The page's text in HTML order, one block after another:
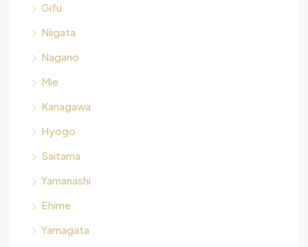
Gifu
Niigata
Nagano
Mie
Kanagawa
Hyogo
Saitama
Yamanashi
Ehime
Yamagata